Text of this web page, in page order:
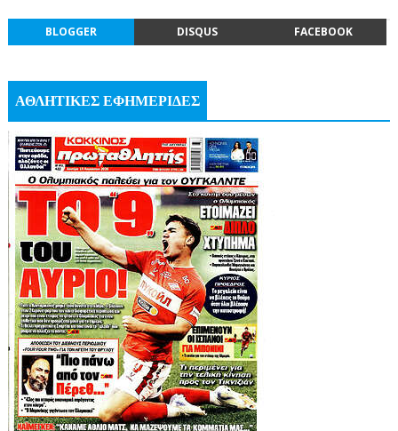
BLOGGER DISQUS FACEBOOK
ΑΘΛΗΤΙΚΕΣ ΕΦΗΜΕΡΙΔΕΣ